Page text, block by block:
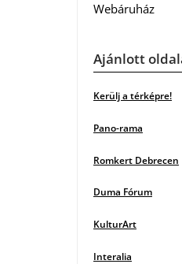
Webáruház
Ajánlott
Kerülj a térképre!
Pano-rama
Romkert Debrecen
Duma Fórum
KulturArt
Interalia